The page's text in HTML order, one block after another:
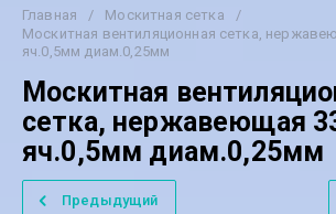
Главная / Москитная сетка
/
Москитная вентиляционная сетка,
яч.0,5мм диам.0,25мм
Москитная
сетка, нержавеющая
яч.0,5мм диам.0,25мм
Предыдущий